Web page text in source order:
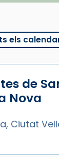
Les
els
de
Nova
Ciutat